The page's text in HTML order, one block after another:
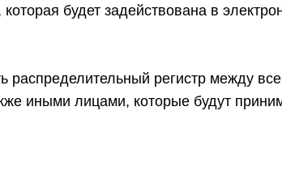
будет задействована в
распределительный регистр между
иными лицами, которые будут